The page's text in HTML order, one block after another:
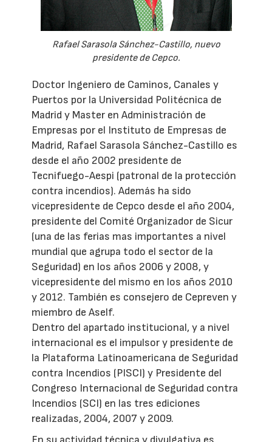
Rafael Sarasola Sánchez-Castillo, nuevo
presidente de Cepco.
Doctor Ingeniero de Caminos, Canales y
Puertos por la Universidad Politécnica de
Madrid y Master en Administración de
Empresas por el Instituto de Empresas de
Madrid, Rafael Sarasola Sánchez-Castillo es
desde el año 2002 presidente de
Tecnifuego-Aespi (patronal de la protección
contra incendios). Además ha sido
vicepresidente de Cepco desde el año 2004,
presidente del Comité Organizador de Sicur
(una de las ferias mas importantes a nivel
mundial que agrupa todo el sector de la
Seguridad) en los años 2006 y 2008, y
vicepresidente del mismo en los años 2010
y 2012. También es consejero de Cepreven y
miembro de Aself.
Dentro del apartado institucional, y a nivel
internacional es el impulsor y presidente de
la Plataforma Latinoamericana de Seguridad
contra Incendios (PISCI) y Presidente del
Congreso Internacional de Seguridad contra
Incendios (SCI) en las tres ediciones
realizadas, 2004, 2007 y 2009.